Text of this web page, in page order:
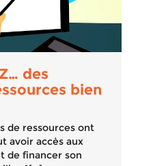
des
bien
de ressources ont
avoir accès aux
de financer son